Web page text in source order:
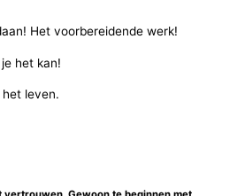
Het voorbereidende werk!
het kan!
leven.